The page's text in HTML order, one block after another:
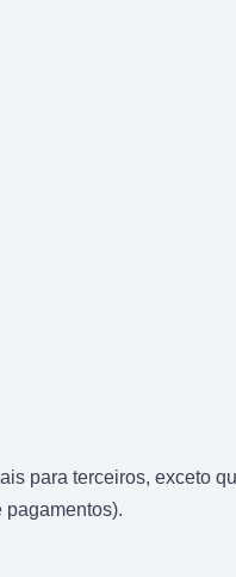
para terceiros, exceto
pagamentos).